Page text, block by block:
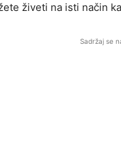
živeti na isti način
Sadržaj se